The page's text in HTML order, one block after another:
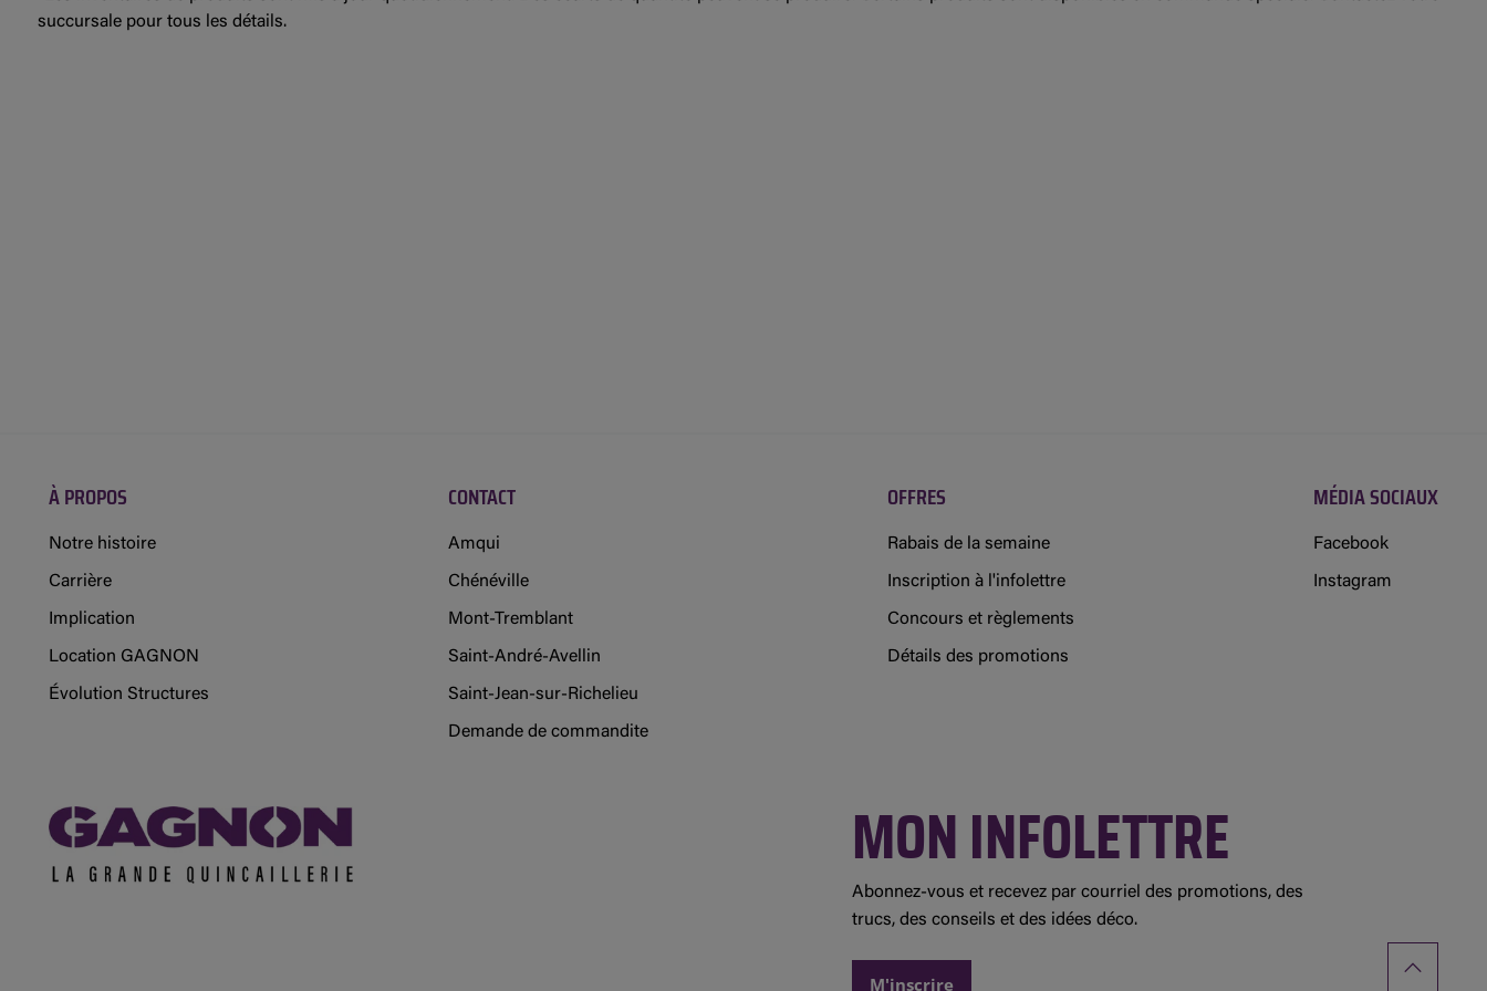
succursale pour tous les détails.
À PROPOS
Notre histoire
Carrière
Implication
Location GAGNON
Évolution Structures
CONTACT
Amqui
Chénéville
Mont-Tremblant
Saint-André-Avellin
Saint-Jean-sur-Richelieu
Demande de commandite
OFFRES
Rabais de la semaine
Inscription à l'infolettre
Concours et règlements
Détails des promotions
MÉDIA SOCIAUX
Facebook
Instagram
MON INFOLETTRE
Abonnez-vous et recevez par courriel des promotions, des
trucs, des conseils et des idées déco.
M'inscrire